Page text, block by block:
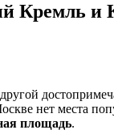
Кремль и
нет места
площадь.